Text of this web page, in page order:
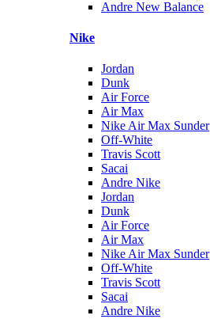
Andre New Balance
Nike
Jordan
Dunk
Air Force
Air Max
Nike Air Max Sunder
Off-White
Travis Scott
Sacai
Andre Nike
Jordan
Dunk
Air Force
Air Max
Nike Air Max Sunder
Off-White
Travis Scott
Sacai
Andre Nike